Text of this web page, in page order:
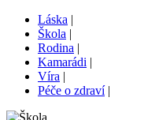
Láska |
Škola |
Rodina |
Kamarádi |
Víra |
Péče o zdraví|